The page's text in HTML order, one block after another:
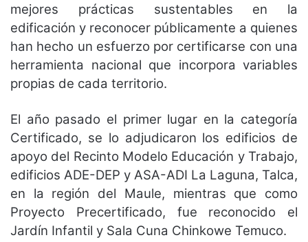
mejores prácticas sustentables en la
edificación y reconocer públicamente a quienes
han hecho un esfuerzo por certificarse con una
herramienta nacional que incorpora variables
propias de cada territorio.
El año pasado el primer lugar en la categoría
Certificado, se lo adjudicaron los edificios de
apoyo del Recinto Modelo Educación y Trabajo,
edificios ADE-DEP y ASA-ADI La Laguna, Talca,
en la región del Maule, mientras que como
Proyecto Precertificado, fue reconocido el
Jardín Infantil y Sala Cuna Chinkowe Temuco.